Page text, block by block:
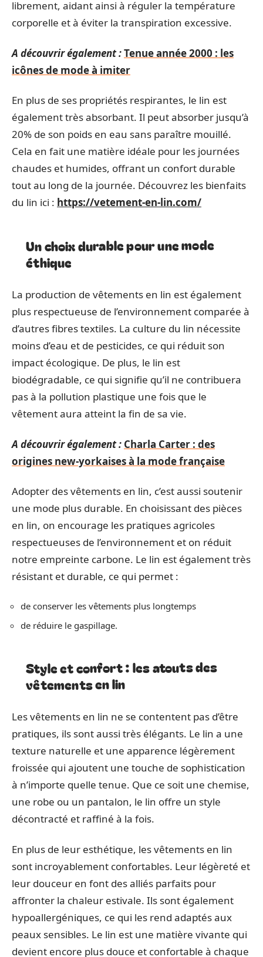
librement, aidant ainsi à réguler la température
corporelle et à éviter la transpiration excessive.
A découvrir également :Tenue année 2000 : les
icônes de mode à imiter
En plus de ses propriétés respirantes, le lin est
également très absorbant. Il peut absorber jusqu’à
20% de son poids en eau sans paraître mouillé.
Cela en fait une matière idéale pour les journées
chaudes et humides, offrant un confort durable
tout au long de la journée. Découvrez les bienfaits
du lin ici : https://vetement-en-lin.com/
Un choix durable pour une mode
éthique
La production de vêtements en lin est également
plus respectueuse de l’environnement comparée à
d’autres fibres textiles. La culture du lin nécessite
moins d’eau et de pesticides, ce qui réduit son
impact écologique. De plus, le lin est
biodégradable, ce qui signifie qu’il ne contribuera
pas à la pollution plastique une fois que le
vêtement aura atteint la fin de sa vie.
A découvrir également : Charla Carter : des
origines new-yorkaises à la mode française
Adopter des vêtements en lin, c’est aussi soutenir
une mode plus durable. En choisissant des pièces
en lin, on encourage les pratiques agricoles
respectueuses de l’environnement et on réduit
notre empreinte carbone. Le lin est également très
résistant et durable, ce qui permet :
de conserver les vêtements plus longtemps
de réduire le gaspillage.
Style et confort : les atouts des
vêtements en lin
Les vêtements en lin ne se contentent pas d’être
pratiques, ils sont aussi très élégants. Le lin a une
texture naturelle et une apparence légèrement
froissée qui ajoutent une touche de sophistication
à n’importe quelle tenue. Que ce soit une chemise,
une robe ou un pantalon, le lin offre un style
décontracté et raffiné à la fois.
En plus de leur esthétique, les vêtements en lin
sont incroyablement confortables. Leur légèreté et
leur douceur en font des alliés parfaits pour
affronter la chaleur estivale. Ils sont également
hypoallergéniques, ce qui les rend adaptés aux
peaux sensibles. Le lin est une matière vivante qui
devient encore plus douce et confortable à chaque